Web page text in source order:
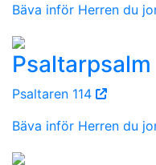
Bäva inför Herren du
Psaltarpsalm
Psaltaren 114
Bäva inför Herren du